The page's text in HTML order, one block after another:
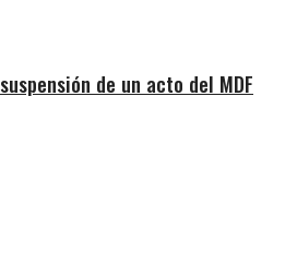
de un acto del MDF